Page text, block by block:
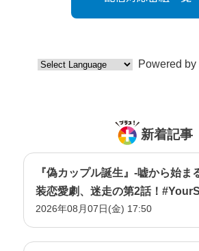
Powered by
新着記事
『偽カップル誕生』-嘘から始ま
装恋愛劇、迷走の第2話！
2026年08月07日(金) 17:50